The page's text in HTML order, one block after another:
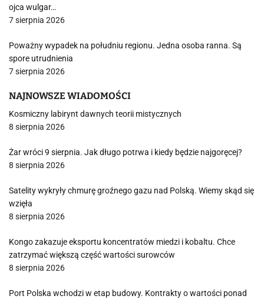
ojca wulgar…
7 sierpnia 2026
Poważny wypadek na południu regionu. Jedna osoba ranna. Są
spore utrudnienia
7 sierpnia 2026
NAJNOWSZE WIADOMOŚCI
Kosmiczny labirynt dawnych teorii mistycznych
8 sierpnia 2026
Żar wróci 9 sierpnia. Jak długo potrwa i kiedy będzie najgoręcej?
8 sierpnia 2026
Satelity wykryły chmurę groźnego gazu nad Polską. Wiemy skąd się
wzięła
8 sierpnia 2026
Kongo zakazuje eksportu koncentratów miedzi i kobaltu. Chce
zatrzymać większą część wartości surowców
8 sierpnia 2026
Port Polska wchodzi w etap budowy. Kontrakty o wartości ponad